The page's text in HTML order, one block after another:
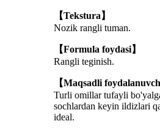
【Tekstura】
Nozik rangli tuman.
【Formula foydasi】
Rangli teginish.
【Maqsadli
Turli omillar tufayli
sochlardan keyin ildizlari
ideal.